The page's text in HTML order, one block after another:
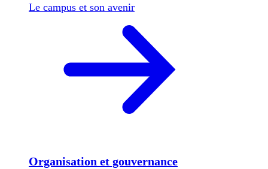
Le campus et son avenir
Organisation et gouvernance